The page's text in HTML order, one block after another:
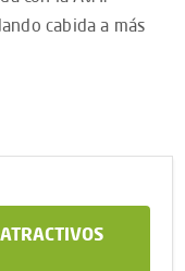
cabida a más